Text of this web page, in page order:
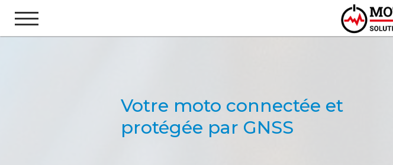
Votre moto connectée et
protégée par GNSS